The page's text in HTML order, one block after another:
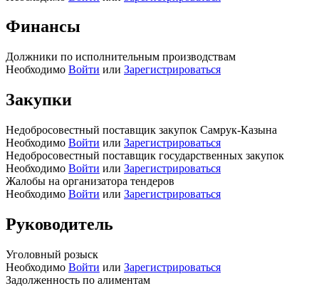
Финансы
Должники по исполнительным производствам
Необходимо Войти или Зарегистрироваться
Закупки
Недобросовестный поставщик закупок Самрук-Казына
Необходимо Войти или Зарегистрироваться
Недобросовестный поставщик государственных закупок
Необходимо Войти или Зарегистрироваться
Жалобы на организатора тендеров
Необходимо Войти или Зарегистрироваться
Руководитель
Уголовный розыск
Необходимо Войти или Зарегистрироваться
Задолженность по алиментам